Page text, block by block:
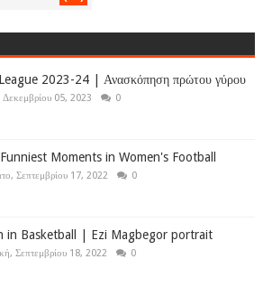
2023-24 | Ανασκόπηση πρώτου γύρου
Δεκεμβρίου 05, 2023 0
Moments in Women's Football
Σεπτεμβρίου 17, 2022 0
in Basketball | Ezi Magbegor portrait
Σεπτεμβρίου 18, 2022 0